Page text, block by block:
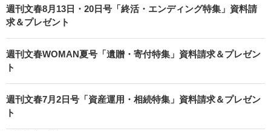
週刊文春8月13日・20日号「終活・エンディング特集」資料請
求＆プレゼント
週刊文春WOMAN夏号「遺贈・寄付特集」資料請求＆プレゼン
ト
週刊文春7月2日号「資産運用・相続特集」資料請求＆プレゼン
ト